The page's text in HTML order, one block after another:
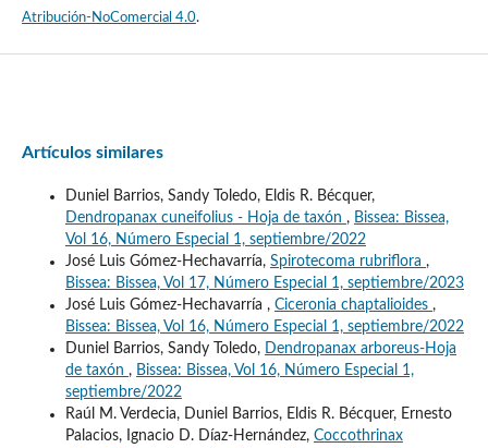
Atribución-NoComercial 4.0.
Artículos similares
Duniel Barrios, Sandy Toledo, Eldis R. Bécquer,
Dendropanax cuneifolius - Hoja de taxón , Bissea: Bissea,
Vol 16, Número Especial 1, septiembre/2022
José Luis Gómez-Hechavarría, Spirotecoma rubriflora ,
Bissea: Bissea, Vol 17, Número Especial 1, septiembre/2023
José Luis Gómez-Hechavarría , Ciceronia chaptalioides ,
Bissea: Bissea, Vol 16, Número Especial 1, septiembre/2022
Duniel Barrios, Sandy Toledo,
Dendropanax arboreus-Hoja
de taxón , Bissea: Bissea, Vol 16, Número Especial 1,
septiembre/2022
Raúl M. Verdecia, Duniel Barrios, Eldis R. Bécquer, Ernesto
Palacios, Ignacio D. Díaz-Hernández, Coccothrinax